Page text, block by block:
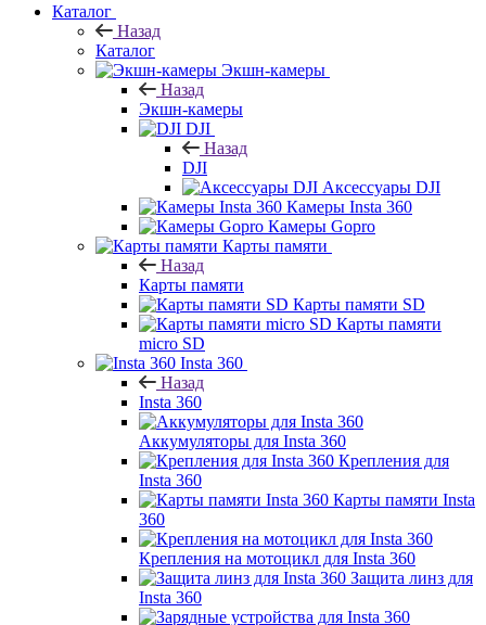
Каталог
Назад
Каталог
Экшн-камеры
Назад
Экшн-камеры
DJI
Назад
DJI
Аксессуары DJI
Камеры Insta 360
Камеры Gopro
Карты памяти
Назад
Карты памяти
Карты памяти SD
Карты памяти
micro SD
Insta 360
Назад
Insta 360
Аккумуляторы для Insta 360
Крепления для
Insta 360
Карты памяти Insta
360
Крепления на мотоцикл для Insta 360
Защита линз для
Insta 360